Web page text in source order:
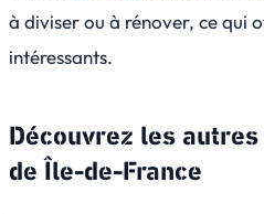
à diviser ou à rénover, ce qui
intéressants.
Découvrez les
deÎle-de-France